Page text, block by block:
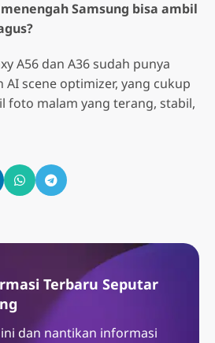
Samsung bisa ambil
A56 dan A36 sudah punya
scene optimizer, yang cukup
foto malam yang terang, stabil,
Terbaru Seputar
dan nantikan informasi